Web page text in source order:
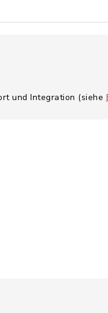
und Integration (siehe